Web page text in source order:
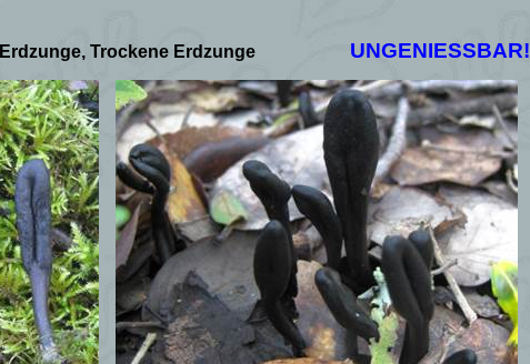
Trockene Erdzunge UNGENIESSBAR!